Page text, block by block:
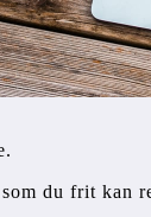
du frit kan